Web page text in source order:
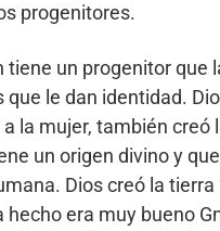
progenitores.
tiene un progenitor que
que le dan identidad.
la mujer, también creó
un origen divino y
Dios creó la tierra
hecho era muy bueno